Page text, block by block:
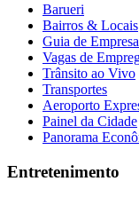
Barueri
Bairros & Locais
Guia de
Vagas de
Trânsito ao Vivo
Transportes
Aeroporto
Painel da Cidade
Panorama
Entretenimento